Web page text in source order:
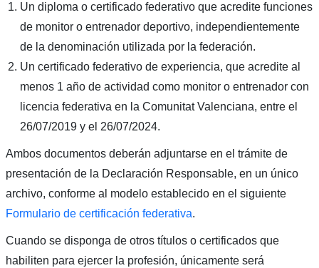
Un diploma o certificado federativo que acredite funciones
de monitor o entrenador deportivo, independientemente
de la denominación utilizada por la federación.
Un certificado federativo de experiencia, que acredite al
menos 1 año de actividad como monitor o entrenador con
licencia federativa en la Comunitat Valenciana, entre el
26/07/2019 y el 26/07/2024.
Ambos documentos deberán adjuntarse en el trámite de
presentación de la Declaración Responsable, en un único
archivo, conforme al modelo establecido en el siguiente
Formulario de certificación federativa.
Cuando se disponga de otros títulos o certificados que
habiliten para ejercer la profesión, únicamente será